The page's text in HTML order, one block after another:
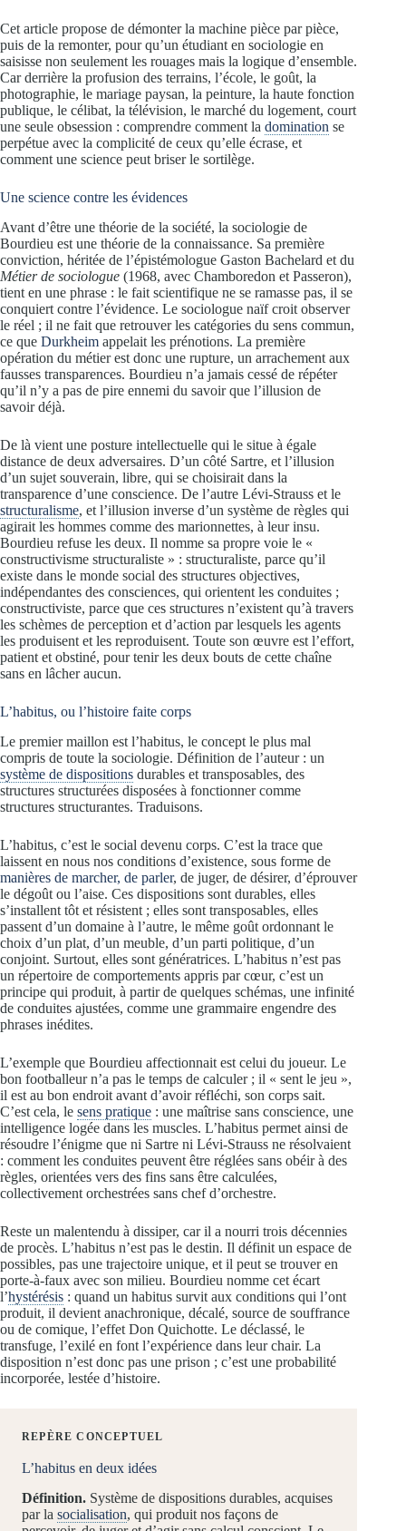
Cet article propose de démonter la machine pièce par pièce,
puis de la remonter, pour qu’un étudiant en sociologie en
saisisse non seulement les rouages mais la logique d’ensemble.
Car derrière la profusion des terrains, l’école, le goût, la
photographie, le mariage paysan, la peinture, la haute fonction
publique, le célibat, la télévision, le marché du logement, court
une seule obsession : comprendre comment la domination se
perpétue avec la complicité de ceux qu’elle écrase, et
comment une science peut briser le sortilège.
Une science contre les évidences
Avant d’être une théorie de la société, la sociologie de
Bourdieu est une théorie de la connaissance. Sa première
conviction, héritée de l’épistémologue Gaston Bachelard et du
Métier de sociologue (1968, avec Chamboredon et Passeron),
tient en une phrase : le fait scientifique ne se ramasse pas, il se
conquiert contre l’évidence. Le sociologue naïf croit observer
le réel ; il ne fait que retrouver les catégories du sens commun,
ce que Durkheim appelait les prénotions. La première
opération du métier est donc une rupture, un arrachement aux
fausses transparences. Bourdieu n’a jamais cessé de répéter
qu’il n’y a pas de pire ennemi du savoir que l’illusion de
savoir déjà.
De là vient une posture intellectuelle qui le situe à égale
distance de deux adversaires. D’un côté Sartre, et l’illusion
d’un sujet souverain, libre, qui se choisirait dans la
transparence d’une conscience. De l’autre Lévi-Strauss et le
structuralisme, et l’illusion inverse d’un système de règles qui
agirait les hommes comme des marionnettes, à leur insu.
Bourdieu refuse les deux. Il nomme sa propre voie le «
constructivisme structuraliste » : structuraliste, parce qu’il
existe dans le monde social des structures objectives,
indépendantes des consciences, qui orientent les conduites ;
constructiviste, parce que ces structures n’existent qu’à travers
les schèmes de perception et d’action par lesquels les agents
les produisent et les reproduisent. Toute son œuvre est l’effort,
patient et obstiné, pour tenir les deux bouts de cette chaîne
sans en lâcher aucun.
L’habitus, ou l’histoire faite corps
Le premier maillon est l’habitus, le concept le plus mal
compris de toute la sociologie. Définition de l’auteur : un
système de dispositions durables et transposables, des
structures structurées disposées à fonctionner comme
structures structurantes. Traduisons.
L’habitus, c’est le social devenu corps. C’est la trace que
laissent en nous nos conditions d’existence, sous forme de
manières de marcher, de parler, de juger, de désirer, d’éprouver
le dégoût ou l’aise. Ces dispositions sont durables, elles
s’installent tôt et résistent ; elles sont transposables, elles
passent d’un domaine à l’autre, le même goût ordonnant le
choix d’un plat, d’un meuble, d’un parti politique, d’un
conjoint. Surtout, elles sont génératrices. L’habitus n’est pas
un répertoire de comportements appris par cœur, c’est un
principe qui produit, à partir de quelques schémas, une infinité
de conduites ajustées, comme une grammaire engendre des
phrases inédites.
L’exemple que Bourdieu affectionnait est celui du joueur. Le
bon footballeur n’a pas le temps de calculer ; il « sent le jeu »,
il est au bon endroit avant d’avoir réfléchi, son corps sait.
C’est cela, le sens pratique : une maîtrise sans conscience, une
intelligence logée dans les muscles. L’habitus permet ainsi de
résoudre l’énigme que ni Sartre ni Lévi-Strauss ne résolvaient
: comment les conduites peuvent être réglées sans obéir à des
règles, orientées vers des fins sans être calculées,
collectivement orchestrées sans chef d’orchestre.
Reste un malentendu à dissiper, car il a nourri trois décennies
de procès. L’habitus n’est pas le destin. Il définit un espace de
possibles, pas une trajectoire unique, et il peut se trouver en
porte-à-faux avec son milieu. Bourdieu nomme cet écart
l’hystérésis : quand un habitus survit aux conditions qui l’ont
produit, il devient anachronique, décalé, source de souffrance
ou de comique, l’effet Don Quichotte. Le déclassé, le
transfuge, l’exilé en font l’expérience dans leur chair. La
disposition n’est donc pas une prison ; c’est une probabilité
incorporée, lestée d’histoire.
REPÈRE CONCEPTUEL
L’habitus en deux idées
Définition. Système de dispositions durables, acquises
par la socialisation, qui produit nos façons de